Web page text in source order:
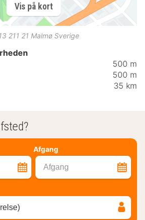
Vis på kort
211 21 Malmø Sverige
500 m
500 m
35 km
Afgang
Afgang